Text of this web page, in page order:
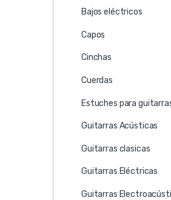
Bajos eléctricos
Capos
Cinchas
Cuerdas
Estuches para
Guitarras Acústicas
Guitarras clasicas
Guitarras Eléctricas
Guitarras